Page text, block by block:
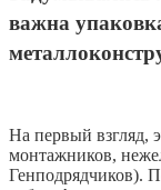
важна
На первый взгляд,
монтажников,
Генподрядчиков).